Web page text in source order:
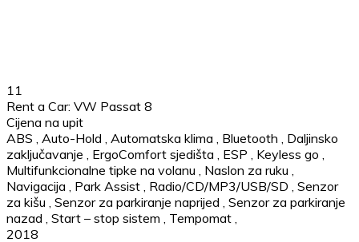
11
Rent a Car: VW Passat 8
Cijena na upit
ABS , Auto-Hold , Automatska klima , Bluetooth , Daljinsko
zaključavanje , ErgoComfort sjedišta , ESP , Keyless go ,
Multifunkcionalne tipke na volanu , Naslon za ruku ,
Navigacija , Park Assist , Radio/CD/MP3/USB/SD , Senzor
za kišu , Senzor za parkiranje naprijed , Senzor za parkiranje
nazad , Start – stop sistem , Tempomat ,
2018